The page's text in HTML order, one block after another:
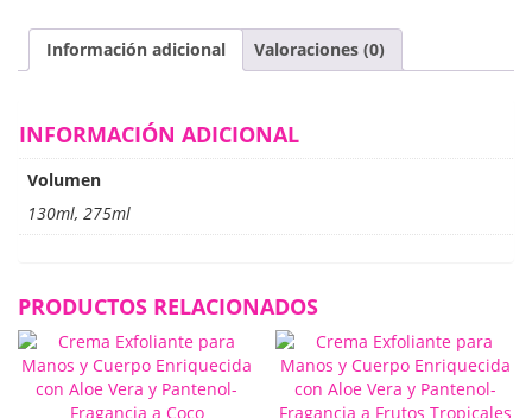
Mujer)
cantidad
Información adicional Valoraciones (0)
INFORMACIÓN ADICIONAL
Volumen
130ml, 275ml
PRODUCTOS RELACIONADOS